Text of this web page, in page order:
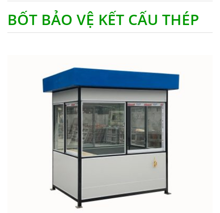
BỐT BẢO VỆ KẾT CẤU THÉP